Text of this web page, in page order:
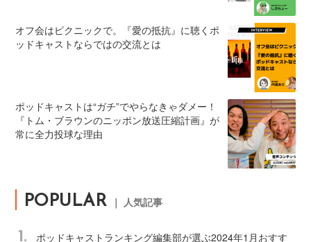
オフ会はピクニックで。『愛の抵抗』に聴くポ
ッドキャストならではの交流とは
ポッドキャストは“ガチ”でやらなきゃダメー！
『トム・ブラウンのニッポン放送圧縮計画』が
常に全力投球な理由
POPULAR ｜ 人気記事
1.
ポッドキャストランキング編集部が選ぶ2024年1月おすす